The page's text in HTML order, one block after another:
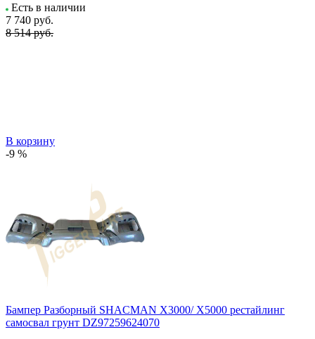
Есть в наличии
7 740 руб.
8 514 руб.
В корзину
-9 %
Бампер Разборный SHACMAN X3000/ X5000 рестайлинг
самосвал грунт DZ97259624070